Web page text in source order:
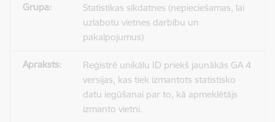
Statistikas sīkdatnes (nepieciešamas, lai
uzlabotu vietnes darbību un
pakalpojumus)
Reģistrē unikālu ID priekš jaunākās GA 4
versijas, kas tiek izmantots statistisko
datu iegūšanai par to, kā apmeklētājs
izmanto vietni.